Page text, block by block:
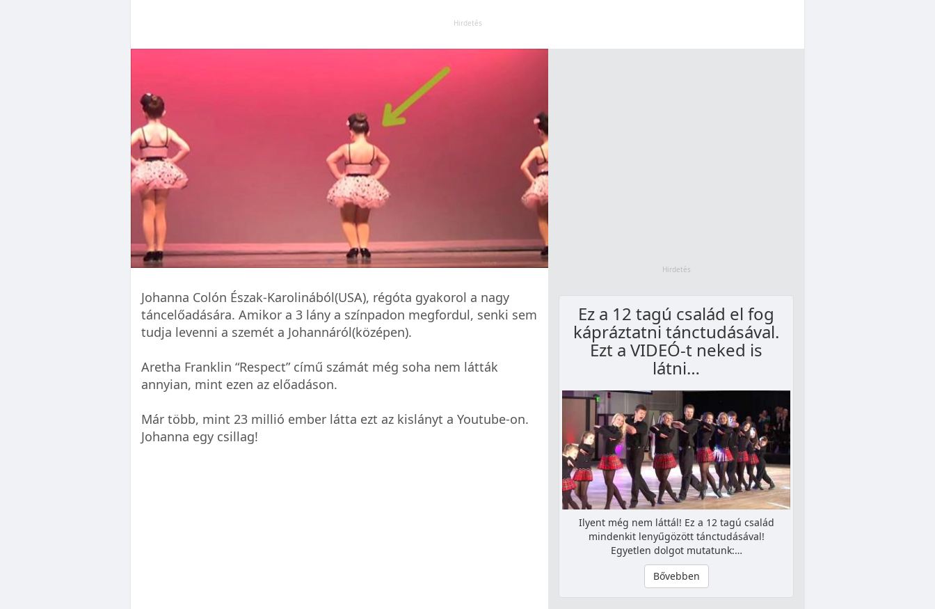
Johanna Colón Észak-Karolinából(USA), régóta gyakorol a nagy
táncelőadására. Amikor a 3 lány a színpadon megfordul, senki sem
tudja levenni a szemét a Johannáról(középen).
Aretha Franklin “Respect” című számát még soha nem látták
annyian, mint ezen az előadáson.
Már több, mint 23 millió ember látta ezt az kislányt a Youtube-on.
Johanna egy csillag!
Ez a 12 tagú család el fog
kápráztatni tánctudásával.
Ezt a VIDEÓ-t neked is
látni…
Ilyent még nem láttál! Ez a 12 tagú család
mindenkit lenyűgözött tánctudásával!
Egyetlen dolgot mutatunk:…
Bővebben